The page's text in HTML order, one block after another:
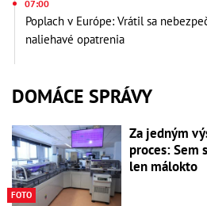
07:00
Poplach v Európe: Vrátil sa
naliehavé opatrenia
DOMÁCE SPRÁVY
FOTO
Za jedným
proces: Sem
len málokto